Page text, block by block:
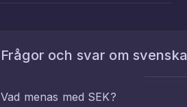
Frågor och svar om
Vad menas med SEK?